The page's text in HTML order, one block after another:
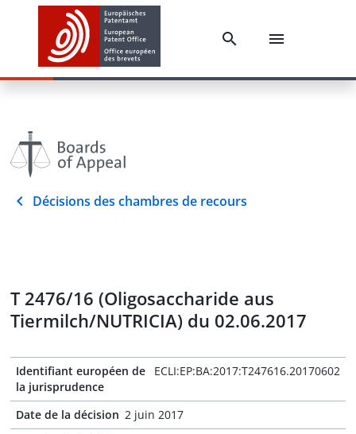
Décisions des chambres de recours
T 2476/16 (Oligosaccharide aus
Tiermilch/NUTRICIA) du 02.06.2017
Identifiant européen de
la jurisprudence
ECLI:EP:BA:2017:T247616.20170602
Date de la décision 2 juin 2017